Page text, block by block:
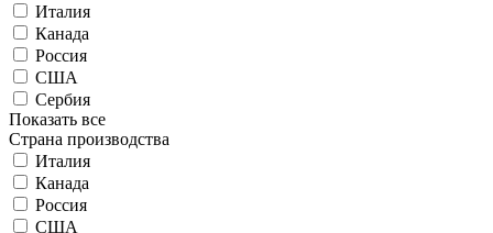
Италия
Канада
Россия
США
Сербия
Показать все
Страна производства
Италия
Канада
Россия
США